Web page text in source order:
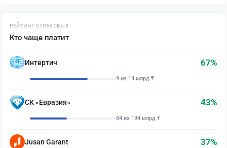
РЕЙТИНГ СТРАХОВЫХ
Кто чаще платит
Интертич 67%
9 из 14 млрд ₸
СК «Евразия» 43%
84 из 194 млрд ₸
Jusan Garant 37%